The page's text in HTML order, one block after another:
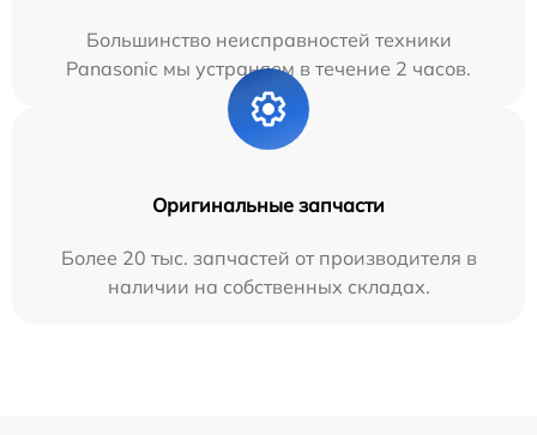
Большинство неисправностей техники
Panasonic мы устраняем в течение 2 часов.
Оригинальные запчасти
Более 20 тыс. запчастей от производителя в
наличии на собственных складах.